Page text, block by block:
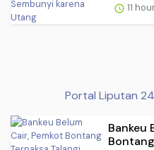
11
Portal Liputan
Bankeu